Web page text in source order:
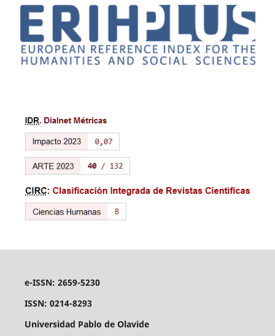
e-ISSN: 2659-5230
ISSN: 0214-8293
Universidad Pablo de Olavide